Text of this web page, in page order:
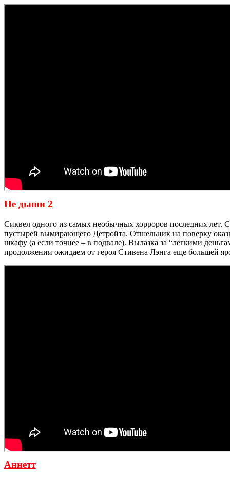
Не дыши 2
Сиквел одного из самых необычных хорроров последних лет.
пустырей вымирающего Детройта. Отшельник на поверку
шкафу (а если точнее – в подвале). Вылазка за “легкими
продолжении ожидаем от героя Стивена Лэнга еще большей
Аннетт